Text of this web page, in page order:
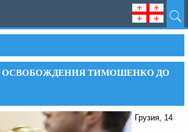
ОСВОБОЖДЕНИЯ ТИМОШЕНКО ДО
Грузия, 14